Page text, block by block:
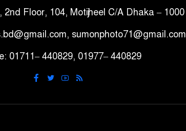
2nd Floor, 104, Motijheel C/A Dhaka – 1000
sumonphoto71@gmail.com
01711– 440829, 01977– 440829